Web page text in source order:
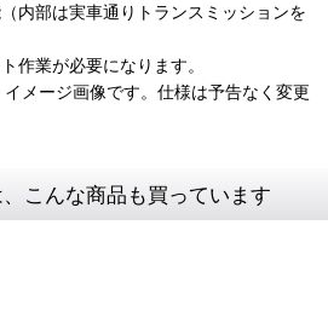
内部は実車通りトランスミッションを
作業が必要になります。
メージ画像です。仕様は予告なく変更
こんな商品も買っています